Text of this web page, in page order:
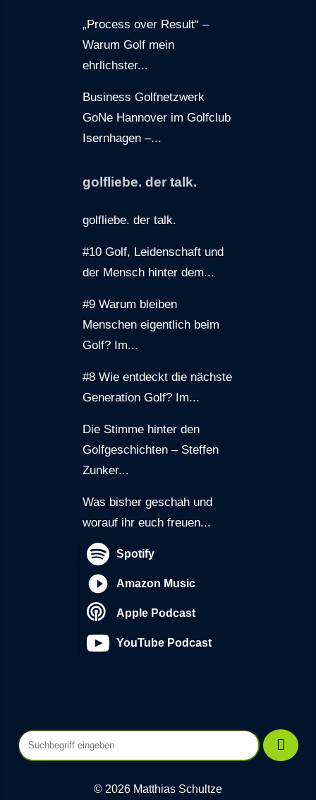
„Process over Result“ –
Warum Golf mein
ehrlichster...
Business Golfnetzwerk
GoNe Hannover im Golfclub
Isernhagen –...
golfliebe. der talk.
golfliebe. der talk.
#10 Golf, Leidenschaft und
der Mensch hinter dem...
#9 Warum bleiben
Menschen eigentlich beim
Golf? Im...
#8 Wie entdeckt die nächste
Generation Golf? Im...
Die Stimme hinter den
Golfgeschichten – Steffen
Zunker...
Was bisher geschah und
worauf ihr euch freuen...
Spotify
Amazon Music
Apple Podcast
YouTube Podcast
© 2026 Matthias Schultze